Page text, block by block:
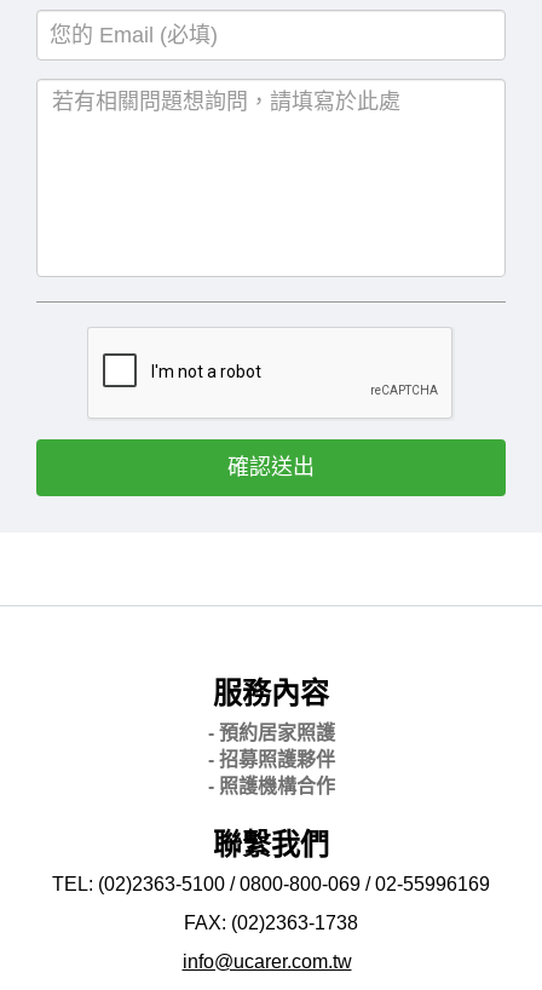
服務內容
- 預約居家照護
- 招募照護夥伴
- 照護機構合作
聯繫我們
TEL: (02)2363-5100 / 0800-800-069 / 02-55996169
FAX: (02)2363-1738
info@ucarer.com.tw